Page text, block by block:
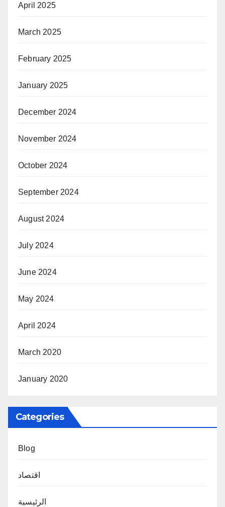
April 2025
March 2025
February 2025
January 2025
December 2024
November 2024
October 2024
September 2024
August 2024
July 2024
June 2024
May 2024
April 2024
March 2020
January 2020
Categories
Blog
اقتصاد
الرئيسية